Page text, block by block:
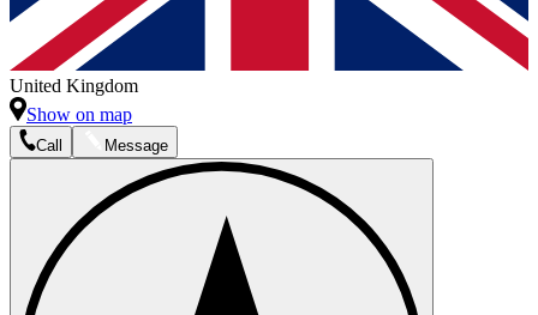
United Kingdom
Show on map
Call Message